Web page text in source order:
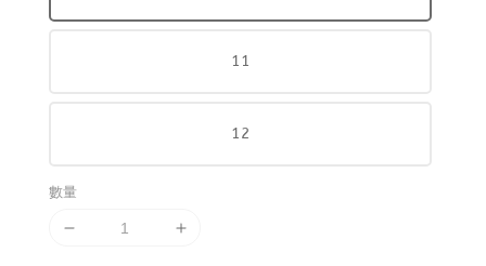
11
12
數量